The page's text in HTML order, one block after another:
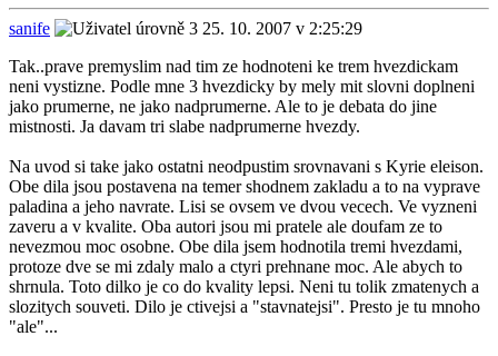
sanife
25. 10. 2007 v 2:25:29
Tak..prave premyslim nad tim ze hodnoteni ke trem hvezdickam
neni vystizne. Podle mne 3 hvezdicky by mely mit slovni doplneni
jako prumerne, ne jako nadprumerne. Ale to je debata do jine
mistnosti. Ja davam tri slabe nadprumerne hvezdy.
Na uvod si take jako ostatni neodpustim srovnavani s Kyrie eleison.
Obe dila jsou postavena na temer shodnem zakladu a to na vyprave
paladina a jeho navrate. Lisi se ovsem ve dvou vecech. Ve vyzneni
zaveru a v kvalite. Oba autori jsou mi pratele ale doufam ze to
nevezmou moc osobne. Obe dila jsem hodnotila tremi hvezdami,
protoze dve se mi zdaly malo a ctyri prehnane moc. Ale abych to
shrnula. Toto dilko je co do kvality lepsi. Neni tu tolik zmatenych a
slozitych souveti. Dilo je ctivejsi a "stavnatejsi". Presto je tu mnoho
"ale"...